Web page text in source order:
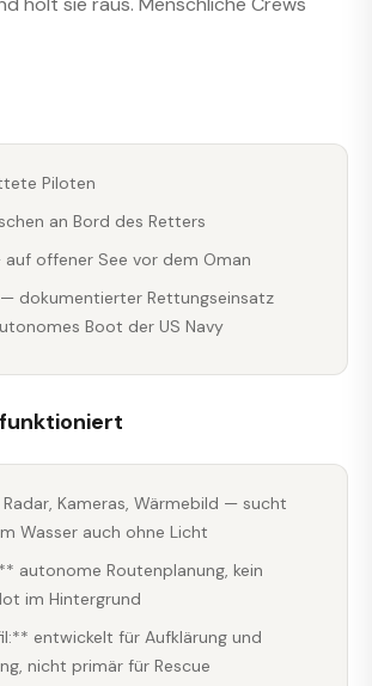
Piloten
an Bord des Retters
offener See vor dem Oman
dokumentierter Rettungseinsatz
Boot der US Navy
Kameras, Wärmebild — sucht
Wasser auch ohne Licht
autonome Routenplanung, kein
im Hintergrund
entwickelt für Aufklärung und
nicht primär für Rescue